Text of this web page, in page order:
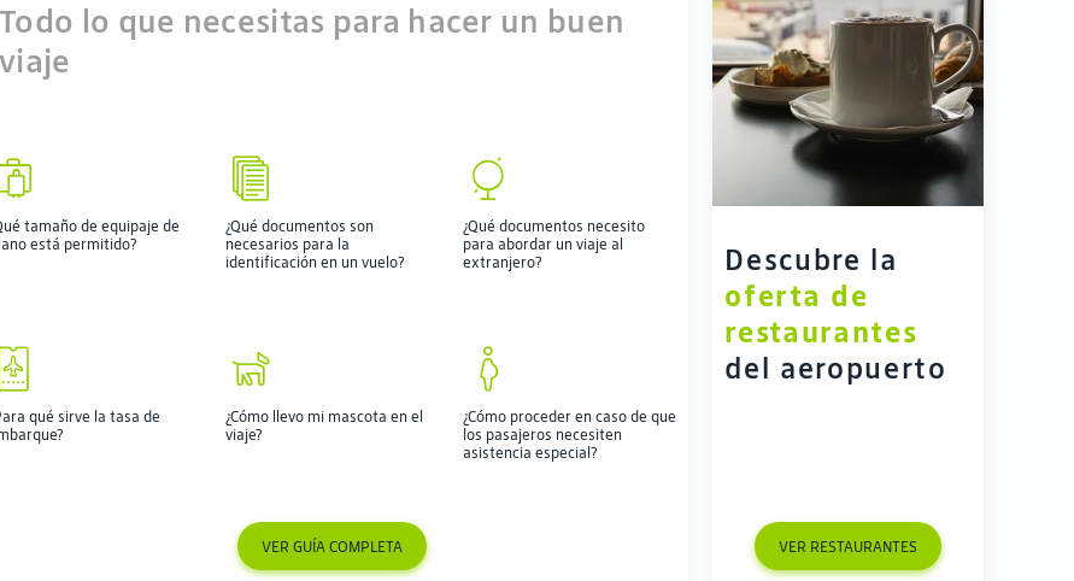
Todo lo que necesitas para hacer un buen
viaje
tamaño de equipaje de
está permitido?
¿Qué documentos son
necesarios para la
identificación en un vuelo?
¿Qué documentos necesito
para abordar un viaje al
extranjero?
qué sirve la tasa de
¿Cómo llevo mi mascota en el
viaje?
¿Cómo proceder en caso de que
los pasajeros necesiten
asistencia especial?
VER GUÍA COMPLETA
oferta de
del aeropuerto
VER RESTAURANTES